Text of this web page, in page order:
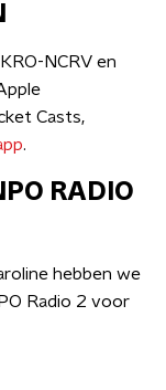
NCRV en
Casts,
.
RADIO
hebben we
Radio 2 voor